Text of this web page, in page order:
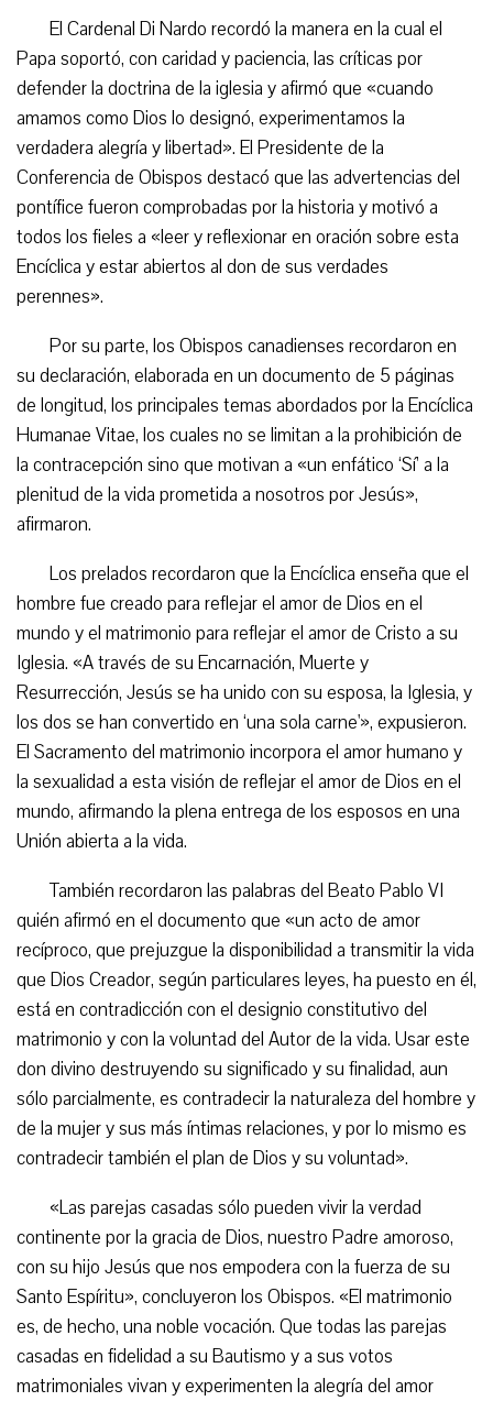
El Cardenal Di Nardo recordó la manera en la cual el
Papa soportó, con caridad y paciencia, las críticas por
defender la doctrina de la iglesia y afirmó que «cuando
amamos como Dios lo designó, experimentamos la
verdadera alegría y libertad». El Presidente de la
Conferencia de Obispos destacó que las advertencias del
pontífice fueron comprobadas por la historia y motivó a
todos los fieles a «leer y reflexionar en oración sobre esta
Encíclica y estar abiertos al don de sus verdades
perennes».
Por su parte, los Obispos canadienses recordaron en
su declaración, elaborada en un documento de 5 páginas
de longitud, los principales temas abordados por la Encíclica
Humanae Vitae, los cuales no se limitan a la prohibición de
la contracepción sino que motivan a «un enfático ‘Sí’ a la
plenitud de la vida prometida a nosotros por Jesús»,
afirmaron.
Los prelados recordaron que la Encíclica enseña que el
hombre fue creado para reflejar el amor de Dios en el
mundo y el matrimonio para reflejar el amor de Cristo a su
Iglesia. «A través de su Encarnación, Muerte y
Resurrección, Jesús se ha unido con su esposa, la Iglesia, y
los dos se han convertido en ‘una sola carne'», expusieron.
El Sacramento del matrimonio incorpora el amor humano y
la sexualidad a esta visión de reflejar el amor de Dios en el
mundo, afirmando la plena entrega de los esposos en una
Unión abierta a la vida.
También recordaron las palabras del Beato Pablo VI
quién afirmó en el documento que «un acto de amor
recíproco, que prejuzgue la disponibilidad a transmitir la vida
que Dios Creador, según particulares leyes, ha puesto en él,
está en contradicción con el designio constitutivo del
matrimonio y con la voluntad del Autor de la vida. Usar este
don divino destruyendo su significado y su finalidad, aun
sólo parcialmente, es contradecir la naturaleza del hombre y
de la mujer y sus más íntimas relaciones, y por lo mismo es
contradecir también el plan de Dios y su voluntad».
«Las parejas casadas sólo pueden vivir la verdad
continente por la gracia de Dios, nuestro Padre amoroso,
con su hijo Jesús que nos empodera con la fuerza de su
Santo Espíritu», concluyeron los Obispos. «El matrimonio
es, de hecho, una noble vocación. Que todas las parejas
casadas en fidelidad a su Bautismo y a sus votos
matrimoniales vivan y experimenten la alegría del amor